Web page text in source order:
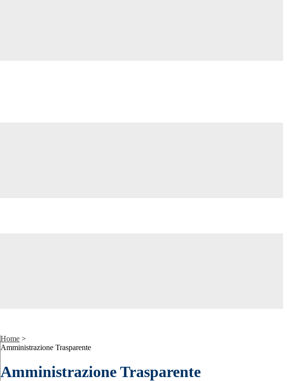
Home >
Amministrazione Trasparente
Amministrazione Trasparente